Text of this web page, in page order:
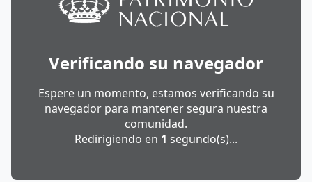
Verificando su navegador
Espere un momento, estamos verificando su
navegador para mantener segura nuestra
comunidad.
Redirigiendo en 1 segundo(s)...